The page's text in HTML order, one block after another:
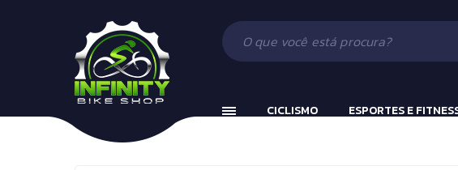
CICLISMO ESPORTES E
Ciclismo
Esportes e Fitness
Fitness
Camping, Caça e Pesca
Acessórios
Componentes
Beach Tennis
Fitness e Musculação